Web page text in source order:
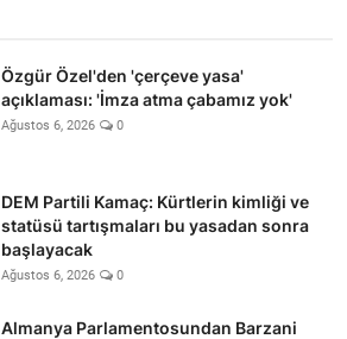
Özgür Özel'den 'çerçeve yasa'
açıklaması: 'İmza atma çabamız yok'
Ağustos 6, 2026 0
DEM Partili Kamaç: Kürtlerin kimliği ve
statüsü tartışmaları bu yasadan sonra
başlayacak
Ağustos 6, 2026 0
Almanya Parlamentosundan Barzani